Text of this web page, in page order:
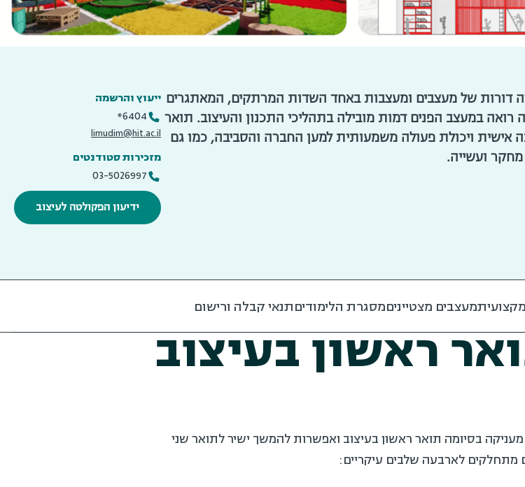
דורות של מעצבים ומעצבות באחד השדות המרתקים, המאתגרים
רואה במעצב הפנים דמות מובילה בתהליכי התכנון והעיצוב. תואר
אישית ויכולת פעולה משמעותית למען החברה והסביבה, כמו גם
מחקר ועשייה.
ייעוץ והרשמה
6404*
limudim@hit.ac.il
מזכירות סטודנטים
03-5026997
ידיעון הפקולטה לעיצוב
מעצבים מצטייניםמסגרת הלימודיםתנאי קבלה ורישום
ראשון בעיצוב
בסיומה תואר ראשון בעיצוב ואפשרות להמשך ישיר לתואר שני
מתחלקים לארבעה שלבים עיקריים: